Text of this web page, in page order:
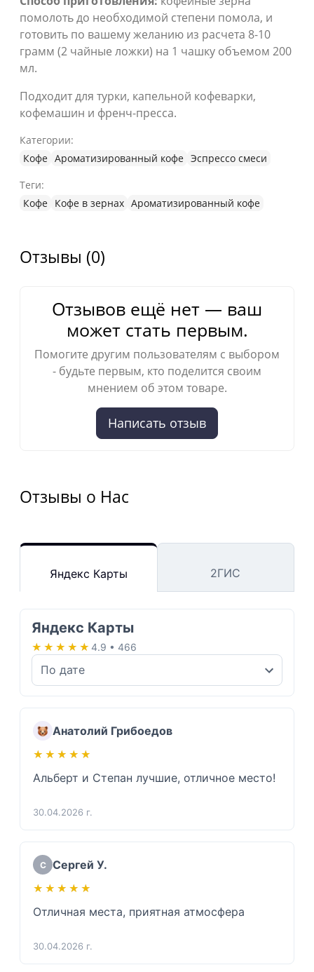
помолоть до необходимой степени помола, и
готовить по вашему желанию из расчета 8-10
грамм (2 чайные ложки) на 1 чашку объемом 200
мл.
Подходит для турки, капельной кофеварки,
кофемашин и френч-пресса.
Категории:
Кофе Ароматизированный кофе Эспрессо смеси
Теги:
Кофе Кофе в зернах Ароматизированный кофе
Отзывы (0)
Отзывов ещё нет — ваш
может стать первым.
Помогите другим пользователям с выбором
- будьте первым, кто поделится своим
мнением об этом товаре.
Написать отзыв
Отзывы о Нас
Яндекс Карты 2ГИС
Яндекс Карты
★★★★★
★★★★★ 4.9 • 466
Анатолий Грибоедов
★★★★★
★★★★★
Альберт и Степан лучшие, отличное место!
30.04.2026 г.
С Сергей У.
★★★★★
★★★★★
Отличная места, приятная атмосфера
30.04.2026 г.